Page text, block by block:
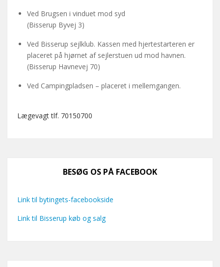
Ved Brugsen i vinduet mod syd
(Bisserup Byvej 3)
Ved Bisserup sejlklub. Kassen med hjertestarteren er
placeret på hjørnet af sejlerstuen ud mod havnen.
(Bisserup Havnevej 70)
Ved Campingpladsen – placeret i mellemgangen.
Lægevagt tlf. 70150700
BESØG OS PÅ FACEBOOK
Link til bytingets-facebookside
Link til Bisserup køb og salg